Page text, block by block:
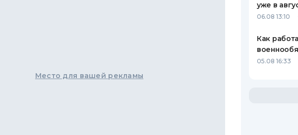
Место для вашей рекламы
уже в
06.08 13:10
Как
05.08 16:33